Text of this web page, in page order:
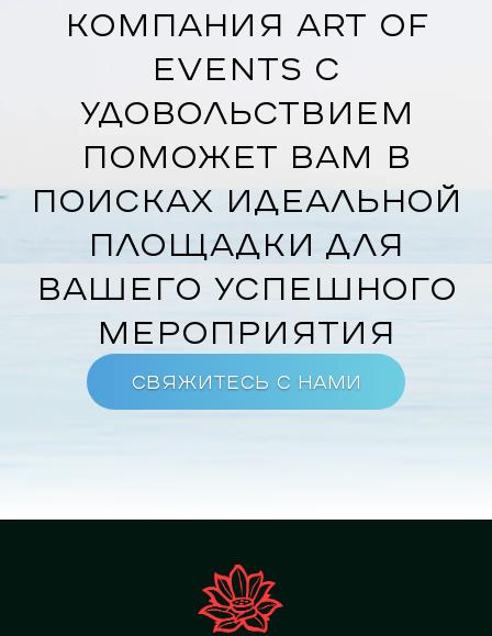
Компания Art of
Events с
удовольствием
поможет вам в
поисках идеальной
площадки для
вашего успешного
мероприятия
Свяжитесь с нами